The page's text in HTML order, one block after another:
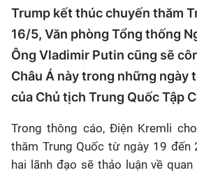
Trump kết thúc chuyến thăm
16/5, Văn phòng Tổng thống
Ông Vladimir Putin cũng sẽ
Châu Á này trong những ngày
của Chủ tịch Trung Quốc Tập
Trong thông cáo, Điện Kremli
thăm Trung Quốc từ ngày 19 đến
hai lãnh đạo sẽ thảo luận về